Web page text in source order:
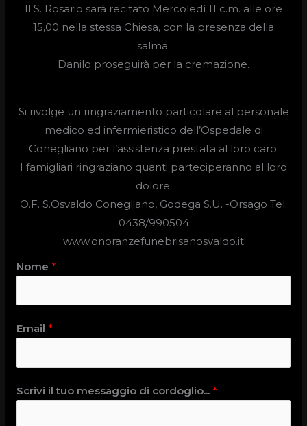
Il S. Rosario sarà recitato Mercoledì 11 c.m. alle ore
15,00 nella stessa Chiesa, con la presenza della
salma.
Danilo proseguirà per la cremazione.
Si rivolge un ringraziamento particolare al personale
medico ed infermieristico dell’Ospedale di
Conegliano per l’assistenza prestata al loro caro.
I famigliari ringraziano quanti parteciperanno al loro
dolore.
O.F. S.Osvaldo Conegliano, Godega S.U. -Orsago Tel.
0438/990504
www.onoranzefunebrisanosvaldo.it
Nome*
Email*
Scrivi il tuo messaggio di cordoglio...*